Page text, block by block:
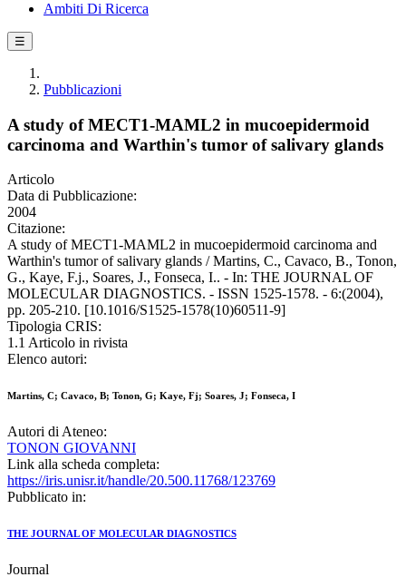
Ambiti Di Ricerca
☰
Pubblicazioni
A study of MECT1-MAML2 in mucoepidermoid
carcinoma and Warthin's tumor of salivary glands
Articolo
Data di Pubblicazione:
2004
Citazione:
A study of MECT1-MAML2 in mucoepidermoid carcinoma and
Warthin's tumor of salivary glands / Martins, C., Cavaco, B., Tonon,
G., Kaye, F.j., Soares, J., Fonseca, I.. - In: THE JOURNAL OF
MOLECULAR DIAGNOSTICS. - ISSN 1525-1578. - 6:(2004),
pp. 205-210. [10.1016/S1525-1578(10)60511-9]
Tipologia CRIS:
1.1 Articolo in rivista
Elenco autori:
Martins, C; Cavaco, B; Tonon, G; Kaye, Fj; Soares, J; Fonseca, I
Autori di Ateneo:
TONON GIOVANNI
Link alla scheda completa:
https://iris.unisr.it/handle/20.500.11768/123769
Pubblicato in:
THE JOURNAL OF MOLECULAR DIAGNOSTICS
Journal